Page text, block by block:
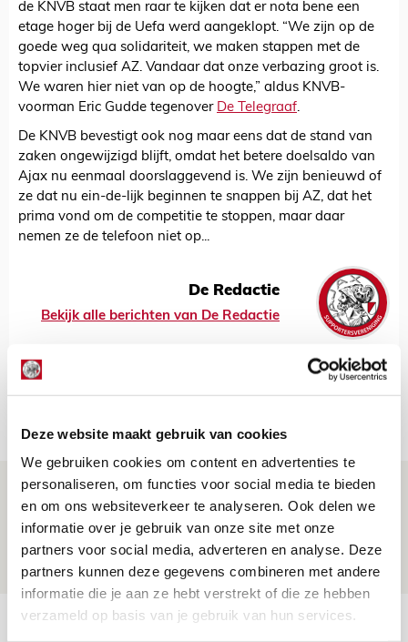
Deze website maakt gebruik van cookies
We gebruiken cookies om content en advertenties te
personaliseren, om functies voor social media te bieden
en om ons websiteverkeer te analyseren. Ook delen we
informatie over je gebruik van onze site met onze
partners voor social media, adverteren en analyse. Deze
partners kunnen deze gegevens combineren met andere
informatie die je aan ze hebt verstrekt of die ze hebben
verzameld op basis van je gebruik van hun services.
de KNVB staat men raar te kijken dat er nota bene een
etage hoger bij de Uefa werd aangeklopt. “We zijn op de
goede weg qua solidariteit, we maken stappen met de
topvier inclusief AZ. Vandaar dat onze verbazing groot is.
We waren hier niet van op de hoogte,” aldus KNVB-
voorman Eric Gudde tegenover De Telegraaf.
De KNVB bevestigt ook nog maar eens dat de stand van
zaken ongewijzigd blijft, omdat het betere doelsaldo van
Ajax nu eenmaal doorslaggevend is. We zijn benieuwd of
ze dat nu ein-de-lijk beginnen te snappen bij AZ, dat het
prima vond om de competitie te stoppen, maar daar
nemen ze de telefoon niet op...
De Redactie
Bekijk alle berichten van De Redactie
Drie dingen die je moet weten over PEC
Zwolle - Ajax
08 AUGUSTUS 2026 - 12:32
NIEUWS
Míchels elf: met welke formatie begin